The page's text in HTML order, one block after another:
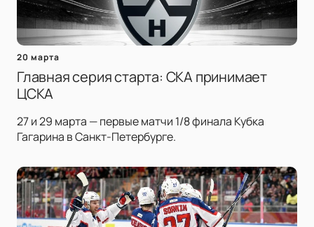
20 марта
Главная серия старта: СКА принимает
ЦСКА
27 и 29 марта — первые матчи 1/8 финала Кубка
Гагарина в Санкт-Петербурге.